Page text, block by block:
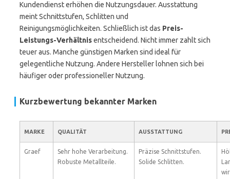
Kundendienst erhöhen die Nutzungsdauer. Ausstattung
meint Schnittstufen, Schlitten und
Reinigungsmöglichkeiten. Schließlich ist das Preis-
Leistungs-Verhältnisentscheidend. Nicht immer zahlt sich
teuer aus. Manche günstigen Marken sind ideal für
gelegentliche Nutzung. Andere Hersteller lohnen sich bei
häufiger oder professioneller Nutzung.
Kurzbewertung bekannter Marken
MARKE QUALITÄT AUSSTATTUNG
Graef
Sehr hohe Verarbeitung.
Robuste Metallteile.
Präzise Schnittstufen.
Solide Schlitten.